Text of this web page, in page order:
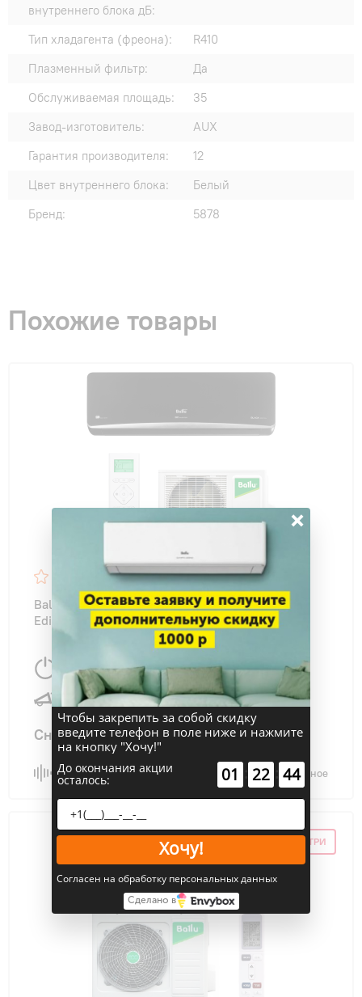
внутреннего блока дБ:
Тип хладагента (фреона):
R410
Плазменный фильтр:
Да
Обслуживаемая площадь:
35
Завод-изготовитель:
AUX
Гарантия производителя:
12
Цвет внутреннего блока:
Белый
Бренд:
5878
Похожие товары
Ballu BSPI-13HN9/BL/EU DC-Platinum Black
Edition
2700 Вт 45 м2
21 дБ
Снят с производства
Сравнить В избранное
ПРОМОКОД ВНУТРИ
×
Чтобы закрепить за собой скидку
введите телефон в поле ниже и нажмите
на кнопку "Хочу!"
До окончания акции
осталось: 01 22 43
Хочу!
Согласен на обработку персональных данных
Сделано в